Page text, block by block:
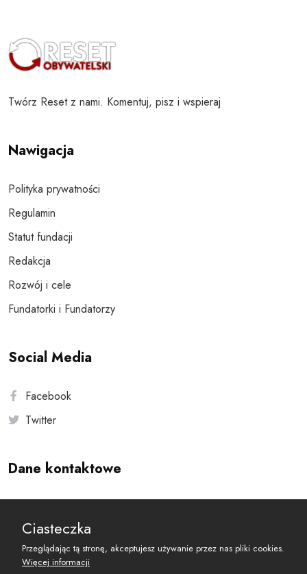
Twórz Reset z nami. Komentuj, pisz i wspieraj
Nawigacja
Polityka prywatności
Regulamin
Statut fundacji
Redakcja
Rozwój i cele
Fundatorki i Fundatorzy
Social Media
Facebook
Twitter
Dane kontaktowe
reset@resetobywatelski.pl
Ciasteczka
Przeglądając tą stronę, akceptujesz używanie przez nas pliki cookies.
Więcej informacji